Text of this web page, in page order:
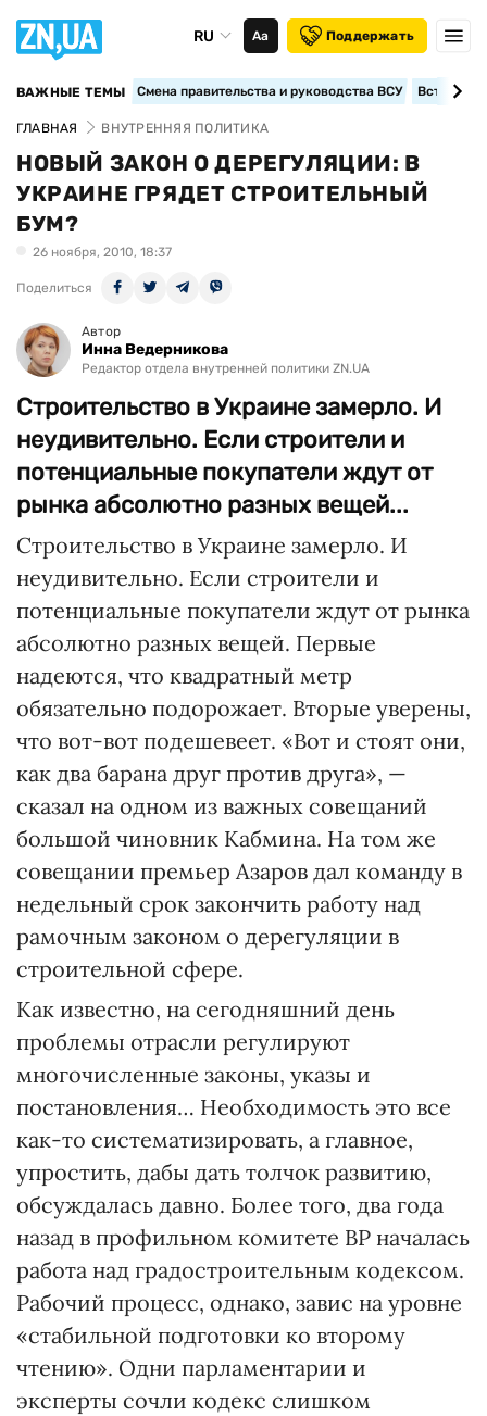
RU Аа Поддержать
ВАЖНЫЕ ТЕМЫ Смена правительства и руководства ВСУ
ГЛАВНАЯ ВНУТРЕННЯЯ ПОЛИТИКА
НОВЫЙ ЗАКОН О ДЕРЕГУЛЯЦИИ: В
УКРАИНЕ ГРЯДЕТ СТРОИТЕЛЬНЫЙ
БУМ?
26 ноября, 2010, 18:37
Поделиться
Автор
Инна Ведерникова
Редактор отдела внутренней политики ZN.UA
Строительство в Украине замерло. И
неудивительно. Если строители и
потенциальные покупатели ждут от
рынка абсолютно разных вещей...
Строительство в Украине замерло. И
неудивительно. Если строители и
потенциальные покупатели ждут от рынка
абсолютно разных вещей. Первые
надеются, что квадратный метр
обязательно подорожает. Вторые уверены,
что вот-вот подешевеет. «Вот и стоят они,
как два барана друг против друга», —
сказал на одном из важных совещаний
большой чиновник Кабмина. На том же
совещании премьер Азаров дал команду в
недельный срок закончить работу над
рамочным законом о дерегуляции в
строительной сфере.
Как известно, на сегодняшний день
проблемы отрасли регулируют
многочисленные законы, указы и
постановления… Необходимость это все
как-то систематизировать, а главное,
упростить, дабы дать толчок развитию,
обсуждалась давно. Более того, два года
назад в профильном комитете ВР началась
работа над градостроительным кодексом.
Рабочий процесс, однако, завис на уровне
«стабильной подготовки ко второму
чтению». Одни парламентарии и
эксперты сочли кодекс слишком